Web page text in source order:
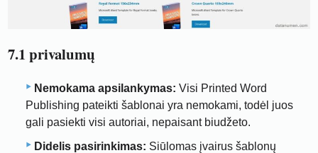
7.1 privalumų
Nemokama apsilankymas: Visi Printed Word
Publishing pateikti šablonai yra nemokami, todėl juos
gali pasiekti visi autoriai, nepaisant biudžeto.
Didelis pasirinkimas: Siūlomas įvairus šablonų